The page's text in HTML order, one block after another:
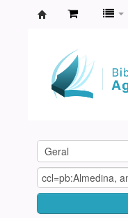
Agamenon
Magalhães